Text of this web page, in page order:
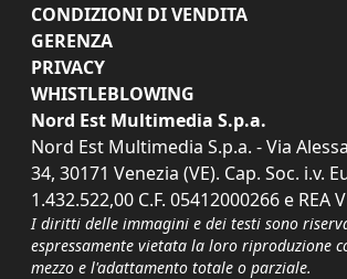
CONDIZIONI DI VENDITA
GERENZA
PRIVACY
WHISTLEBLOWING
Nord Est Multimedia S.p.a.
Nord Est Multimedia S.p.a. - Via
34, 30171 Venezia (VE). Cap. Soc. i.v.
1.432.522,00 C.F. 05412000266 e REA
I diritti delle immagini e dei testi sono
espressamente vietata la loro riproduzione
mezzo e l'adattamento totale o parziale.